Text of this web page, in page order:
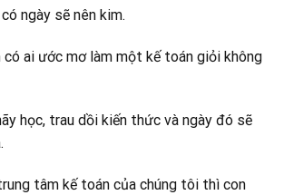
ngày sẽ nên kim.
có ai ước mơ làm một kế toán giỏi không
học, trau dồi kiến thức và ngày đó sẽ
tâm kế toán của chúng tôi thì con